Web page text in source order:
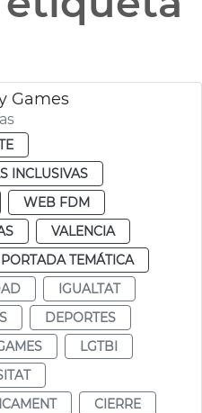
Games
INCLUSIVAS
WEB FDM
VALENCIA
TEMÁTICA
IGUALTAT
DEPORTES
LGTBI
CIERRE